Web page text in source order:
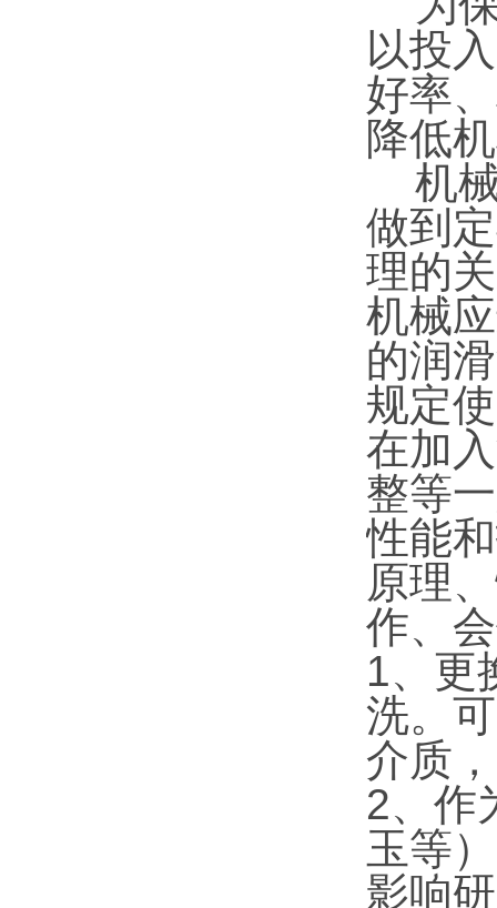
以投
好率
降低
机械
做到
理的
机械
的润
规定
在加
整等
性能
原理
作、
1、更
洗。
介质
2、作
玉等
影响